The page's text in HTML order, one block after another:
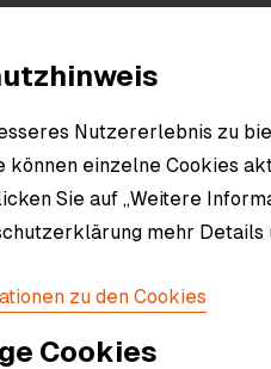
Nutzererlebnis zu
können einzelne Cookies
Sie auf „Weitere
mehr Details
zu den Cookies
Cookies
verläuft.
Retouren
der
weitere
Team über